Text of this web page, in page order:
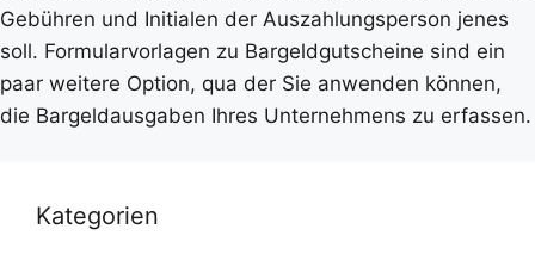
Gebühren und Initialen der Auszahlungsperson jenes
soll. Formularvorlagen zu Bargeldgutscheine sind ein
paar weitere Option, qua der Sie anwenden können,
die Bargeldausgaben Ihres Unternehmens zu erfassen.
Kategorien